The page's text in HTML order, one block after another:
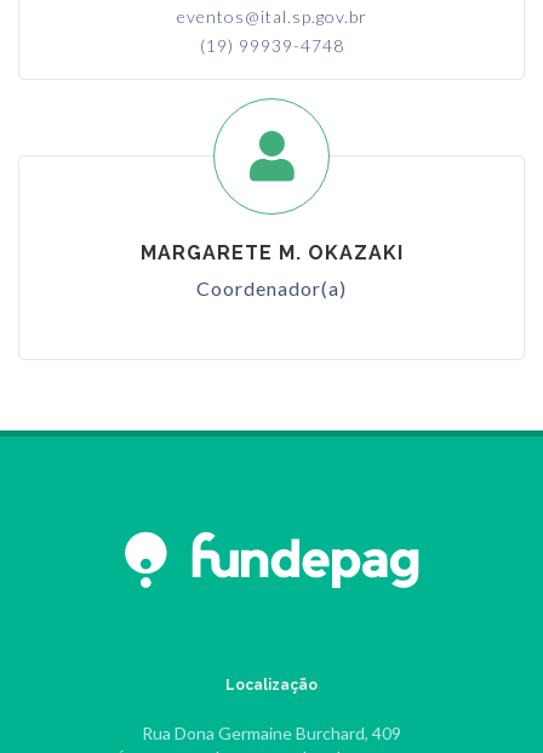
eventos@ital.sp.gov.br
(19) 99939-4748
MARGARETE M. OKAZAKI
Coordenador(a)
Localização
Rua Dona Germaine Burchard, 409